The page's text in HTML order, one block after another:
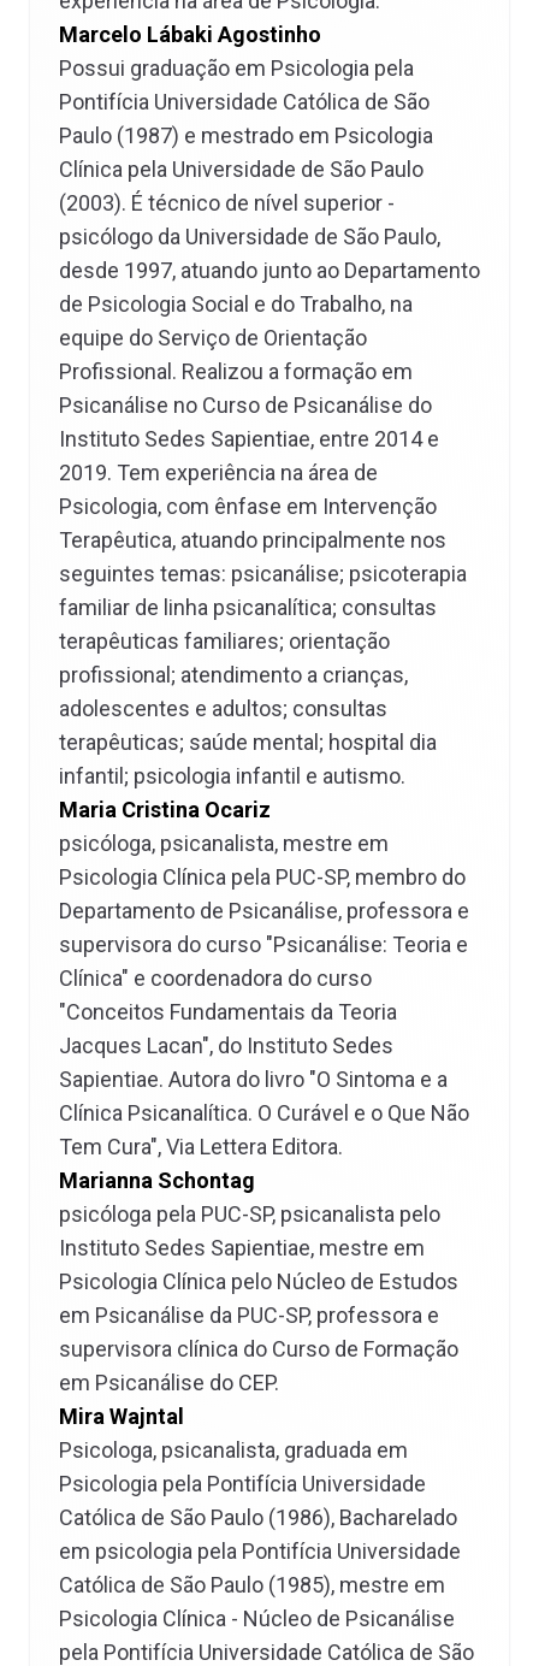
Marcelo Lábaki Agostinho
Possui graduação em Psicologia pela
Pontifícia Universidade Católica de São
Paulo (1987) e mestrado em Psicologia
Clínica pela Universidade de São Paulo
(2003). É técnico de nível superior -
psicólogo da Universidade de São Paulo,
desde 1997, atuando junto ao Departamento
de Psicologia Social e do Trabalho, na
equipe do Serviço de Orientação
Profissional. Realizou a formação em
Psicanálise no Curso de Psicanálise do
Instituto Sedes Sapientiae, entre 2014 e
2019. Tem experiência na área de
Psicologia, com ênfase em Intervenção
Terapêutica, atuando principalmente nos
seguintes temas: psicanálise; psicoterapia
familiar de linha psicanalítica; consultas
terapêuticas familiares; orientação
profissional; atendimento a crianças,
adolescentes e adultos; consultas
terapêuticas; saúde mental; hospital dia
infantil; psicologia infantil e autismo.
Maria Cristina Ocariz
psicóloga, psicanalista, mestre em
Psicologia Clínica pela PUC-SP, membro do
Departamento de Psicanálise, professora e
supervisora do curso "Psicanálise: Teoria e
Clínica" e coordenadora do curso
"Conceitos Fundamentais da Teoria
Jacques Lacan", do Instituto Sedes
Sapientiae. Autora do livro "O Sintoma e a
Clínica Psicanalítica. O Curável e o Que Não
Tem Cura", Via Lettera Editora.
Marianna Schontag
psicóloga pela PUC-SP, psicanalista pelo
Instituto Sedes Sapientiae, mestre em
Psicologia Clínica pelo Núcleo de Estudos
em Psicanálise da PUC-SP, professora e
supervisora clínica do Curso de Formação
em Psicanálise do CEP.
Mira Wajntal
Psicologa, psicanalista, graduada em
Psicologia pela Pontifícia Universidade
Católica de São Paulo (1986), Bacharelado
em psicologia pela Pontifícia Universidade
Católica de São Paulo (1985), mestre em
Psicologia Clínica - Núcleo de Psicanálise
pela Pontifícia Universidade Católica de São